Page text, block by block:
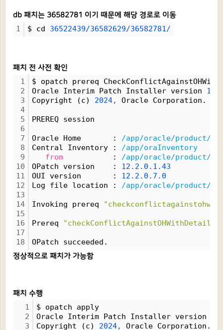
db 패치는 36582781 이기 때문에 해당 경로로 이동
1 $ cd 36522439/36582629/36582781/
패치 전 사전 확인
1
2
3
4
5
6
7
8
9
10
11
12
13
14
15
16
17
18
$ opatch prereq
Oracle Interim Patch Installer version
Copyright (c) 2024, Oracle Corporation.
PREREQ session
Oracle Home       : /app/oracle/product/
Central Inventory : /app/oraInventory
from : /app/oracle/product/
OPatch version    : 12.2.0.1.43
OUI version       : 12.2.0.7.0
Log file location : /app/oracle/product/
Invoking prereq
Prereq "checkConflictAgainstOHWithDetail"
OPatch succeeded.
정상적으로 패치가 가능함
패치 수행
1
2
3
$ opatch apply
Oracle Interim Patch Installer version
Copyright (c) 2024, Oracle Corporation.